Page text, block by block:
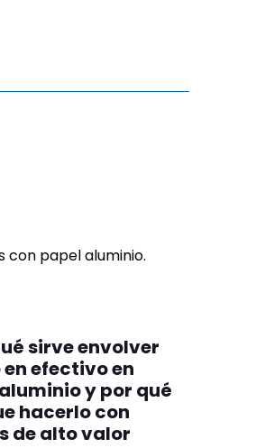
sirve envolver
efectivo en
y por qué
hacerlo con
de alto valor